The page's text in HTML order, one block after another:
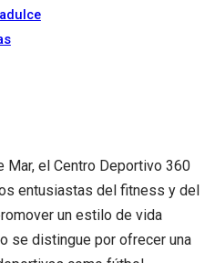
Mar, el Centro Deportivo 360
entusiastas del fitness y del
un estilo de vida
se distingue por ofrecer una